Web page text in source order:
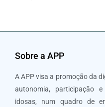
Sobre a APP
A APP visa a promoção da
autonomia, participação
idosas, num quadro de